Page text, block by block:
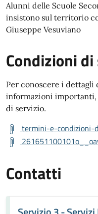
Alunni delle Scuole
insistono sul territorio
Giuseppe Vesuviano
Condizioni
Per conoscere i dettagli
informazioni
di servizio.
termini-e-condizioni-
Contatti